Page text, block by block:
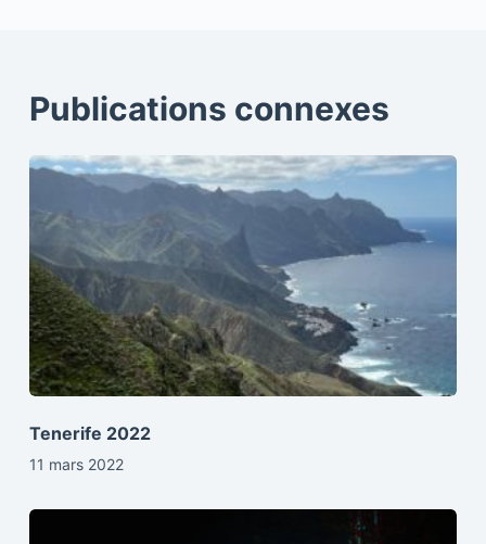
Publications connexes
Tenerife 2022
11 mars 2022